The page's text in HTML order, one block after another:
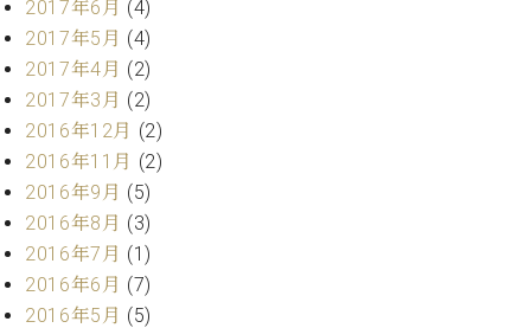
シ
ョ
ン
W.
ホ
フ
マ
ン
ヴ
ィ
ジ
タ
フ
ご
挨
拶
技
者
紹
介
展示
2017年6月 (4)
2017年5月 (4)
2017年4月 (2)
2017年3月 (2)
2016年12月 (2)
2016年11月 (2)
2016年9月 (5)
2016年8月 (3)
2016年7月 (1)
2016年6月 (7)
2016年5月 (5)